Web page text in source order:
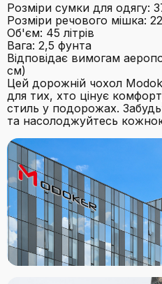
Розміри сумки для одягу:
Розміри речового мішка:
Об'єм: 45 літрів
Вага: 2,5 фунта
Відповідає вимогам
см)
Цей дорожній чохол
для тих, хто цінує
стиль у подорожах.
та насолоджуйтесь